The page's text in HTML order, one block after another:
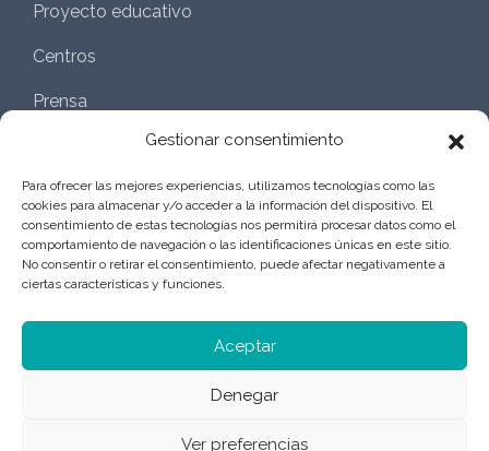
Gestionar consentimiento
Para ofrecer las mejores experiencias, utilizamos tecnologías como las
cookies para almacenar y/o acceder a la información del dispositivo. El
consentimiento de estas tecnologías nos permitirá procesar datos como el
comportamiento de navegación o las identificaciones únicas en este sitio.
No consentir o retirar el consentimiento, puede afectar negativamente a
ciertas características y funciones.
Aceptar
Denegar
Ver preferencias
Proyecto educativo
Centros
Prensa
Política de privacidad
Gestión externa